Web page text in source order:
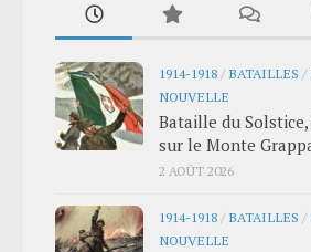
1914-1918 / BATAILLES /
NOUVELLE
Bataille du
sur le Monte
2 AOÛT 2026
1914-1918 / BATAILLES /
NOUVELLE